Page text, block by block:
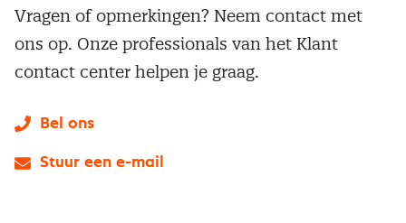
Vragen of opmerkingen? Neem contact met
ons op. Onze professionals van het Klant
contact center helpen je graag.
Bel ons
Stuur een e-mail